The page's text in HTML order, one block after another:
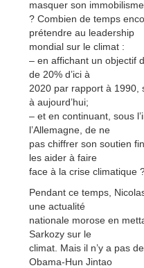
masquer son immobilisme
? Combien de temps
prétendre au leadership
mondial sur le climat :
– en affichant un objectif
de 20% d’ici à
2020 par rapport à 1990,
à aujourd’hui;
– et en continuant, sous
l’Allemagne, de ne
pas chiffrer son soutien
les aider à faire
face à la crise climatique
Pendant ce temps,
une actualité
nationale morose en
Sarkozy sur le
climat. Mais il n’y a pas
Obama-Hun Jintao